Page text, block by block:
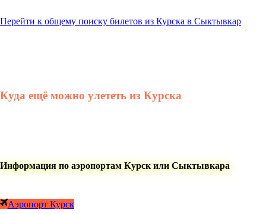
Перейти к общему поиску билетов из Курска в Сыктывкар
Куда ещё можно улететь из Курска
Информация по аэропортам Курск или Сыктывкара
Аэропорт Курск